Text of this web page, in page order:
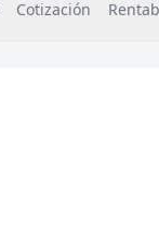
Cotización